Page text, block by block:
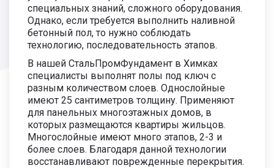
специальных знаний, сложного оборудования.
Однако, если требуется выполнить наливной
бетонный пол, то нужно соблюдать
технологию, последовательность этапов.
В нашей СтальПромФундамент в Химках
специалисты выполнят полы под ключ с
разным количеством слоев. Однослойные
имеют 25 сантиметров толщину. Применяют
для панельных многоэтажных домов, в
которых размещаются квартиры жильцов.
Многослойные имеют много этапов, 2-3 и
более слоев. Благодаря данной технологии
восстанавливают поврежденные перекрытия.